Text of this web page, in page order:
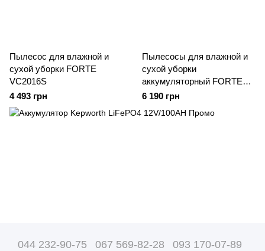
Пылесос для влажной и
сухой уборки FORTE
VC2016S
4 493 грн
Пылесосы для влажной и
сухой уборки
аккумуляторный FORTE
VC2020LB
6 190 грн
044 232-90-75 067 569-82-28
093 170-07-89